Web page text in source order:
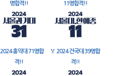
명합격!!
11명합격!!
2024 홍익대 71명합
격!!
🏅 2024 건국대 39명합
격!!